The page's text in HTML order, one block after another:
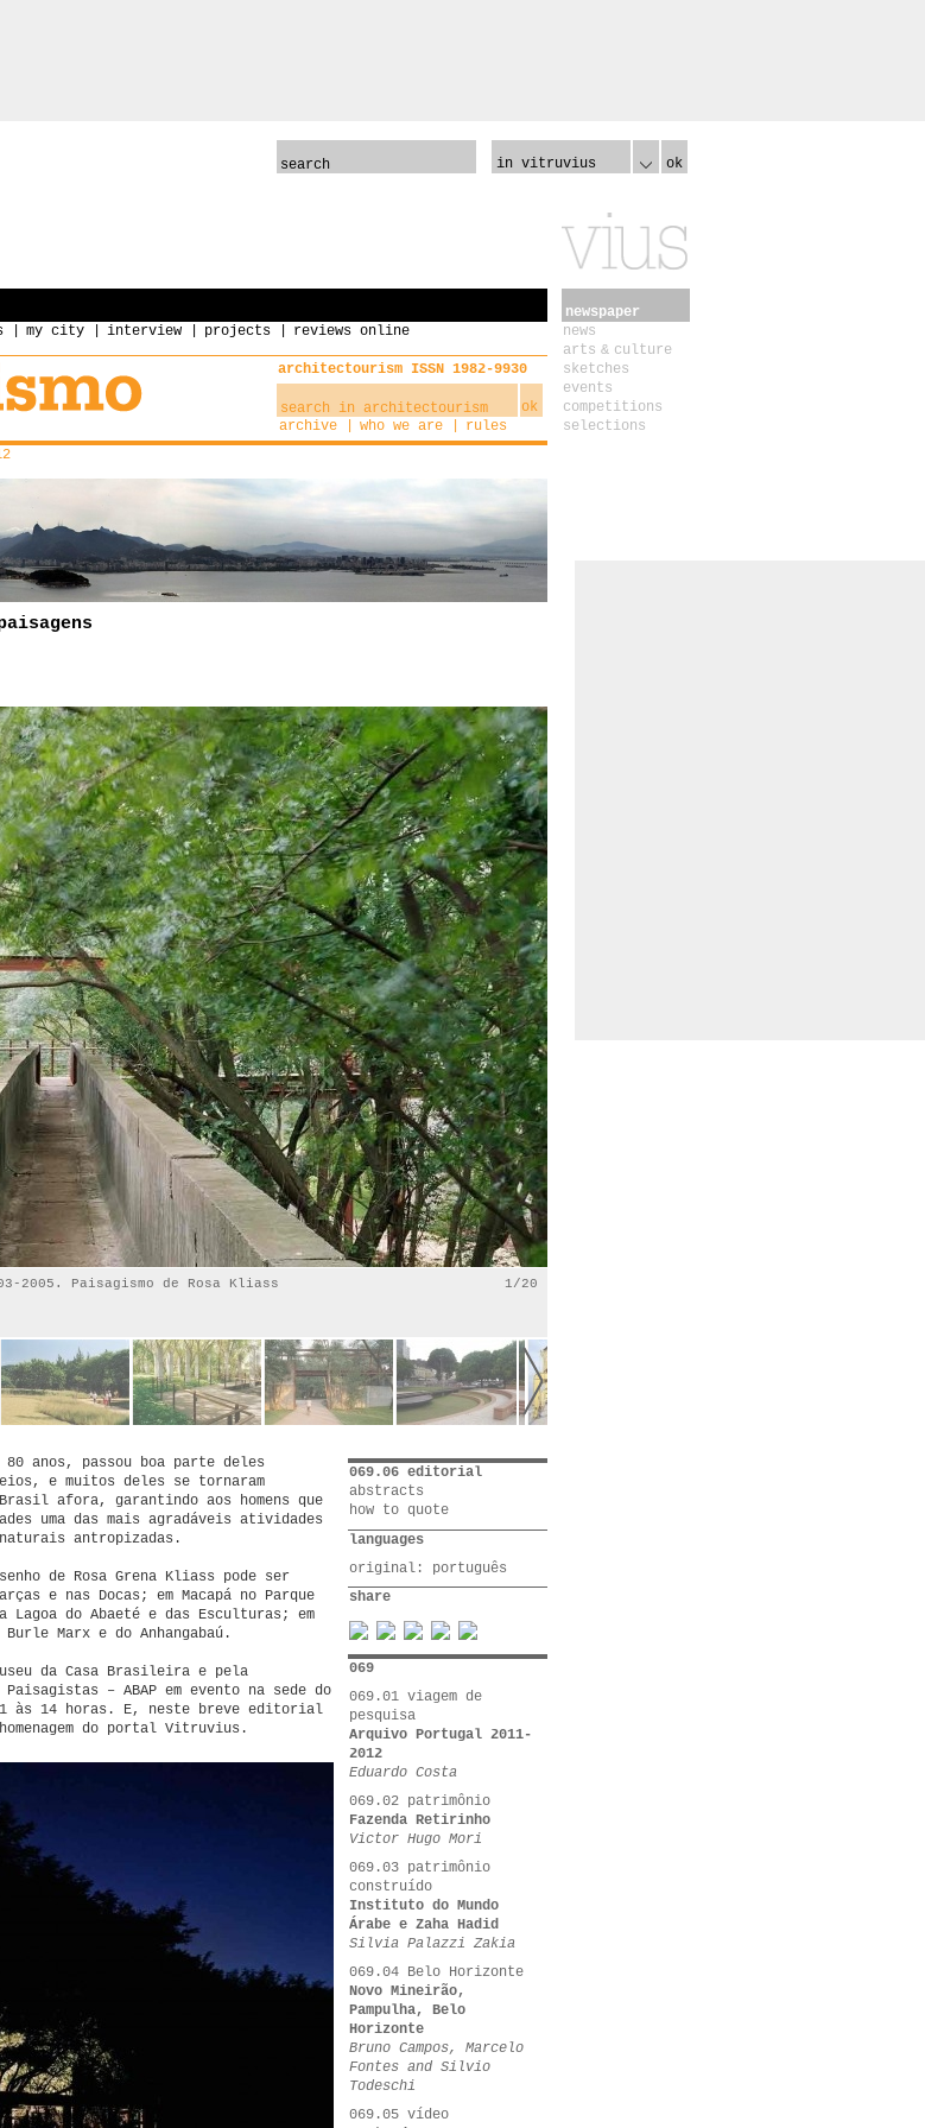
in vitruvius ok
my city interview projects reviews online
architectourism ISSN 1982-9930
ok
archive
who we are
rules
2005. Paisagismo de Rosa Kliass
1/20
anos, passou boa parte deles
e muitos deles se tornaram
afora, garantindo aos homens que
uma das mais agradáveis atividades
antropizadas.
de Rosa Grena Kliass pode ser
e nas Docas; em Macapá no Parque
Lagoa do Abaeté e das Esculturas; em
Marx e do Anhangabaú.
da Casa Brasileira e pela
– ABAP em evento na sede do
às 14 horas. E, neste breve editorial
do portal Vitruvius.
069.06 editorial
abstracts
how to quote
languages
original: português
share
069
069.01 viagem de
pesquisa
Arquivo Portugal 2011-
2012
Eduardo Costa
069.02 patrimônio
Fazenda Retirinho
Victor Hugo Mori
069.03 patrimônio
construído
Instituto do Mundo
Árabe e Zaha Hadid
Silvia Palazzi Zakia
069.04 Belo Horizonte
Novo Mineirão,
Pampulha, Belo
Horizonte
Bruno Campos, Marcelo
Fontes and Silvio
Todeschi
069.05 vídeo
newspaper
news
arts & culture
sketches
events
competitions
selections